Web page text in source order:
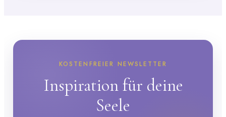
KOSTENFREIER NEWSLETTER
Inspiration für deine
Seele